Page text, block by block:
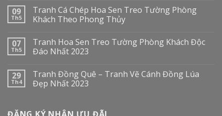
09
Th5
Tranh Cá Chép Hoa Sen Treo Tường Phòng
Khách Theo Phong Thủy
07
Th5
Tranh Hoa Sen Treo Tường Phòng Khách Độc
Đáo Nhất 2023
29
Th4
Tranh Đồng Quê – Tranh Vẽ Cánh Đồng Lúa
Đẹp Nhất 2023